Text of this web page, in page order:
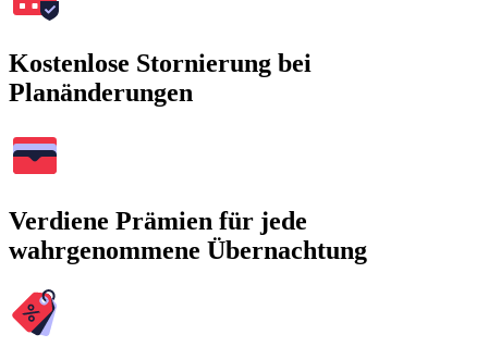
Kostenlose Stornierung bei
Planänderungen
Verdiene Prämien für jede
wahrgenommene Übernachtung